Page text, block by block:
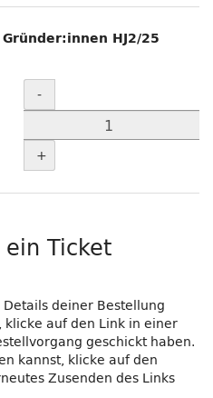
HJ2/25
Menge
-
+
Ticket
deiner Bestellung
auf den Link in einer
geschickt haben.
kannst, klicke auf den
Zusenden des Links